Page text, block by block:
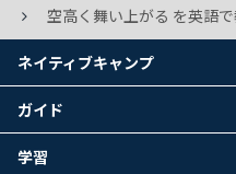
空高く舞い上がる を英語
ネイティブキャンプ
ガイド
学習